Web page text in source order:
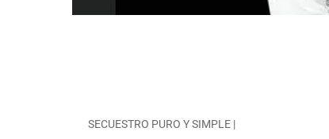
SECUESTRO PURO Y SIMPLE |